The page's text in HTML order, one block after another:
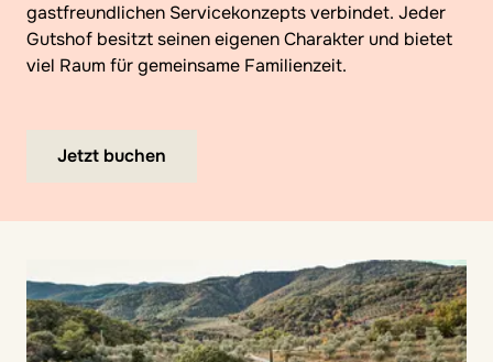
gastfreundlichen Servicekonzepts verbindet. Jeder
Gutshof besitzt seinen eigenen Charakter und bietet
viel Raum für gemeinsame Familienzeit.
Jetzt buchen